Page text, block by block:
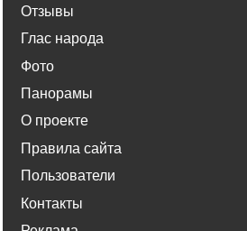
Отзывы
Глас народа
Фото
Панорамы
О проекте
Правила сайта
Пользователи
Контакты